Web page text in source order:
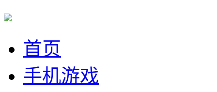
首页
手机游戏